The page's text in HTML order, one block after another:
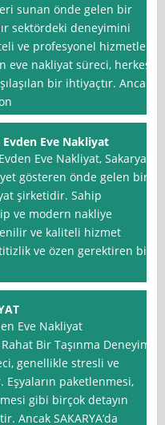
sunan önde gelen bir
sektördeki deneyimini
ve profesyonel hizmetler
eve nakliyat süreci, herkes
bir ihtiyaçtır. Ancak
Eve Nakliyat
Eve Nakliyat, Sakarya
gösteren önde gelen bir
şirketidir. Sahip
ve modern nakliye
ve kaliteli hizmet
ve özen gerektiren bir
Eve Nakliyat
Bir Taşınma Deneyimi
genellikle stresli ve
paketlenmesi,
gibi birçok detayın
Ancak SAKARYA’da